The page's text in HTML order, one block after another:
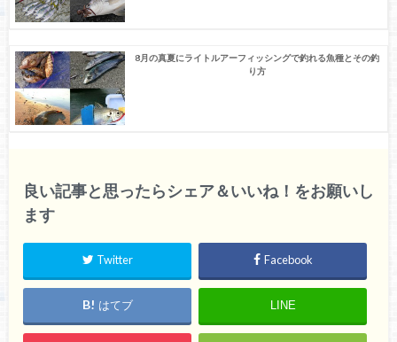
8月の真夏にライトルアーフィッシングで釣れる魚種とその釣
り方
良い記事と思ったらシェア＆いいね！をお願いし
ます
Twitter Facebook
はてブ LINE